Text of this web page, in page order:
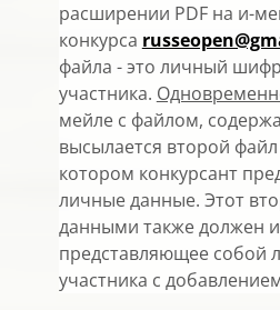
расширении PDF на и-
конкурса
файла - это личный шифр
участника.
мейле с файлом,
высылается второй
котором конкурсант
личные данные. Этот
данными также должен
представляющее собой
участника с